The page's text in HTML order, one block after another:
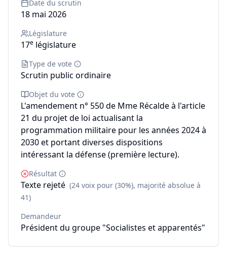
Date du scrutin
18 mai 2026
Législature
17e législature
Type de vote
Scrutin public ordinaire
Objet du vote
L'amendement n° 550 de Mme Récalde à l'article
21 du projet de loi actualisant la
programmation militaire pour les années 2024 à
2030 et portant diverses dispositions
intéressant la défense (première lecture).
Résultat
Texte rejeté (24 voix pour (30%), majorité absolue à
41)
Demandeur
Président du groupe "Socialistes et apparentés"